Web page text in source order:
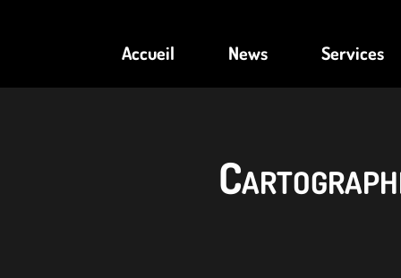
Accueil News Services